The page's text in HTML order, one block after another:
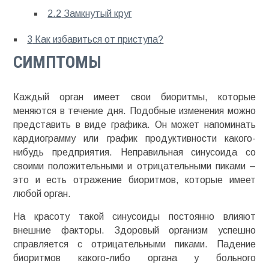
2.2 Замкнутый круг
3 Как избавиться от приступа?
СИМПТОМЫ
Каждый орган имеет свои биоритмы, которые
меняются в течение дня. Подобные изменения можно
представить в виде графика. Он может напоминать
кардиограмму или график продуктивности какого-
нибудь предприятия. Неправильная синусоида со
своими положительными и отрицательными пиками –
это и есть отражение биоритмов, которые имеет
любой орган.
На красоту такой синусоиды постоянно влияют
внешние факторы. Здоровый организм успешно
справляется с отрицательными пиками. Падение
биоритмов какого-либо органа у больного